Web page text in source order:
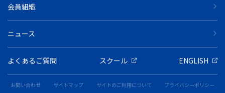
会員組織
ニュース
よくあるご質問 スクール ENGLISH
お問い合わせ サイトマップ サイトのご利用について プライバシーポリシー